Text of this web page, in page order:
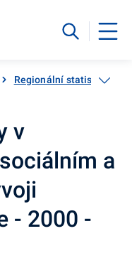
Regionální statistiky
v
a
- 2000 -